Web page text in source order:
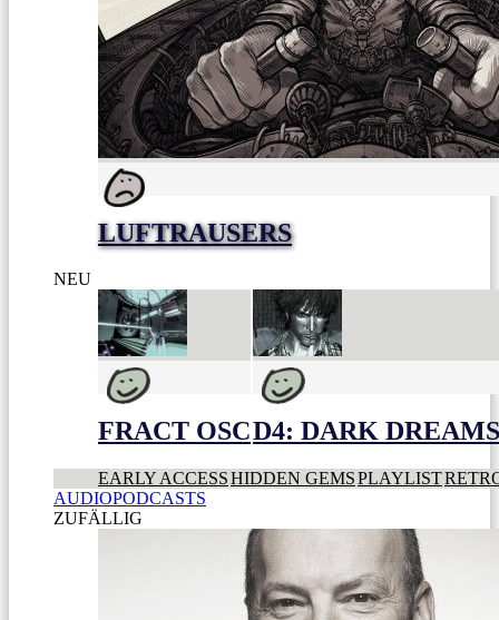
LUFTRAUSERS
NEU
FRACT OSCD4: DARK
EARLY ACCESSHIDDEN GEMSPLAYLIST
AUDIOPODCASTS
ZUFÄLLIG